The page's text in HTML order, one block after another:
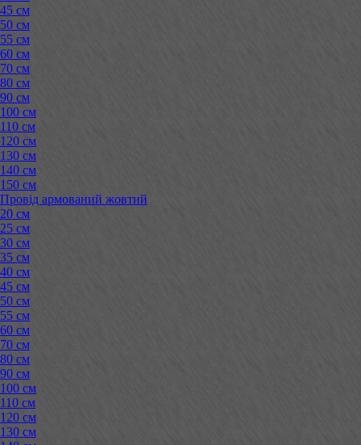
45 см
50 см
55 см
60 см
70 см
80 см
90 см
100 см
110 см
120 см
130 см
140 см
150 см
Провід армований жовтий
20 см
25 см
30 см
35 см
40 см
45 см
50 см
55 см
60 см
70 см
80 см
90 см
100 см
110 см
120 см
130 см